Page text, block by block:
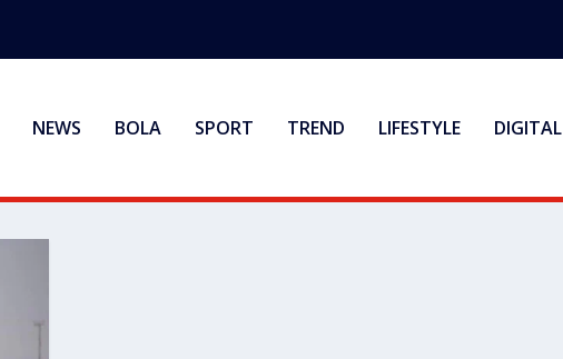
NEWS BOLA SPORT TREND LIFESTYLE DIGITAL